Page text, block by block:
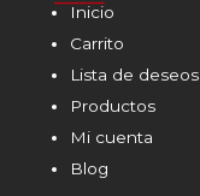
Inicio
Carrito
Lista de deseos
Productos
Mi cuenta
Blog